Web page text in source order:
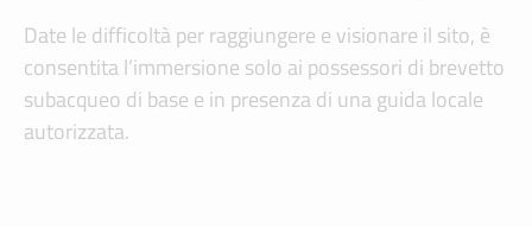
Date le difficoltà per raggiungere e visionare il sito, è
consentita l’immersione solo ai possessori di brevetto
subacqueo di base e in presenza di una guida locale
autorizzata.